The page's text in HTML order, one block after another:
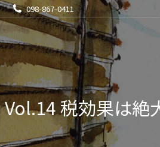
098-867-0411
Vol.14 税効果は絶